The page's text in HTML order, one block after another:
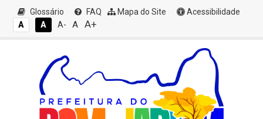
Glossário FAQ Mapa do Site
Acessibilidade
A
A A- A A+